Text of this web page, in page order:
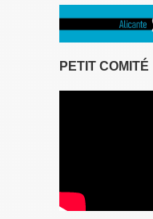
PETIT COMITÉ